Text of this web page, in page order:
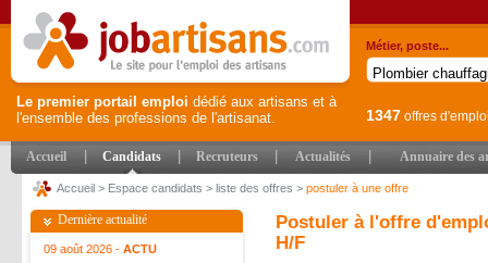
Le premier portail emploi dédié aux artisans et à
l'ensemble des professions de l'artisanat.
Métier, poste...
1347 offres
Accueil Candidats Recruteurs Actualités Annuaire des
Accueil > Espace candidats > liste des offres > postuler à une offre
Dernière actualité
09 août 2026 - ACTU
Postuler à l'offre
H/F